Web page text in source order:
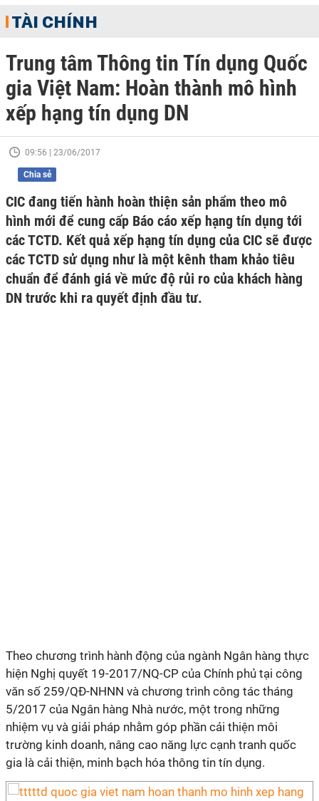
TÀI CHÍNH
Trung tâm Thông tin Tín dụng Quốc
gia Việt Nam: Hoàn thành mô hình
xếp hạng tín dụng DN
09:56 | 23/06/2017
Chia sẻ
CIC đang tiến hành hoàn thiện sản phẩm theo mô
hình mới để cung cấp Báo cáo xếp hạng tín dụng tới
các TCTD. Kết quả xếp hạng tín dụng của CIC sẽ được
các TCTD sử dụng như là một kênh tham khảo tiêu
chuẩn để đánh giá về mức độ rủi ro của khách hàng
DN trước khi ra quyết định đầu tư.
Theo chương trình hành động của ngành Ngân hàng thực
hiện Nghị quyết 19-2017/NQ-CP của Chính phủ tại công
văn số 259/QĐ-NHNN và chương trình công tác tháng
5/2017 của Ngân hàng Nhà nước, một trong những
nhiệm vụ và giải pháp nhằm góp phần cải thiện môi
trường kinh doanh, nâng cao năng lực cạnh tranh quốc
gia là cải thiện, minh bạch hóa thông tin tín dụng.